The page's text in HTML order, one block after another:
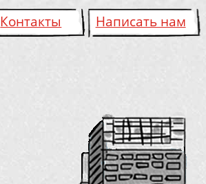
Контакты Написать нам